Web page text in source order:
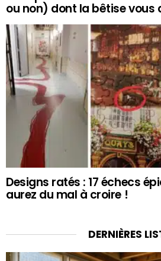
ou non) dont la bêtise vous
Designs ratés : 17 échecs
aurez du mal à croire !
DERNIÈRES